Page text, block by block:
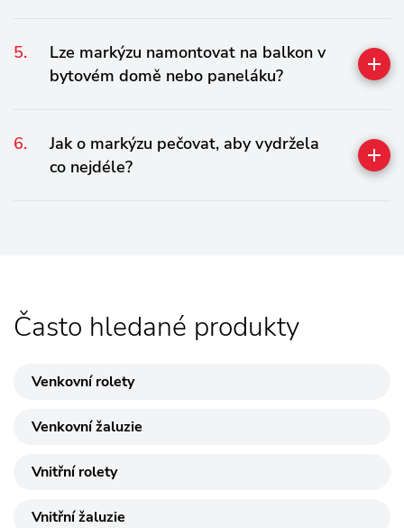
Lze markýzu namontovat na balkon v
bytovém domě nebo paneláku?
Jak o markýzu pečovat, aby vydržela
co nejdéle?
Často hledané produkty
Venkovní rolety
Venkovní žaluzie
Vnitřní rolety
Vnitřní žaluzie